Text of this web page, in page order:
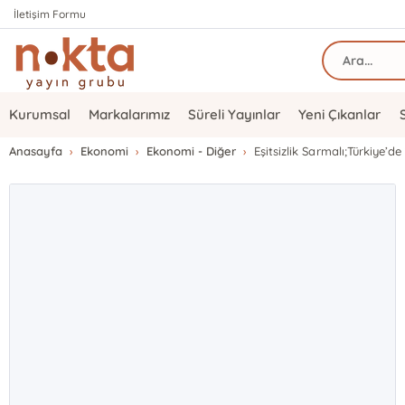
İletişim Formu
Kurumsal Markalarımız Süreli Yayınlar Yeni Çıkanlar
Anasayfa Ekonomi Ekonomi - Diğer Eşitsizlik